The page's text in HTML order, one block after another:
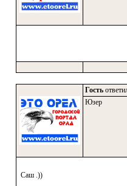
Гость
Юзер
Саш .))